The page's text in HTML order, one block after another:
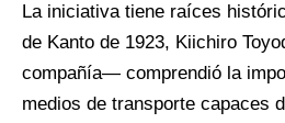
La iniciativa tiene raíces
de Kanto de 1923, Kiichiro
compañía— comprendió la
medios de transporte capaces